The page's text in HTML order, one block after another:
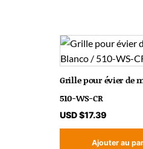
Grille pour évier de
510-WS-CR
USD $17.39
Ajouter au